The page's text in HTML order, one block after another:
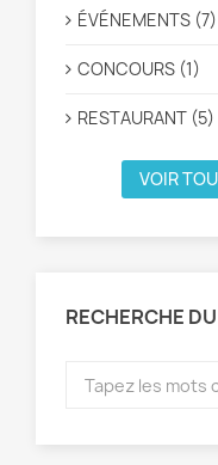
ÉVÉNEMENTS (7)
CONCOURS (1)
RESTAURANT (5)
VOIR
RECHERCHE